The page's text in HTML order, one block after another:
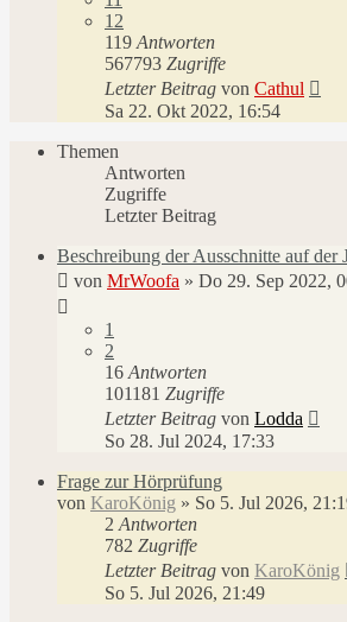
12
119 Antworten
567793 Zugriffe
Letzter Beitrag von Cathul
Sa 22. Okt 2022, 16:54
Themen
Antworten
Zugriffe
Letzter Beitrag
Beschreibung der Ausschnitte auf der
von MrWoofa » Do 29. Sep 2022,
1
2
16 Antworten
101181 Zugriffe
Letzter Beitrag von Lodda
So 28. Jul 2024, 17:33
Frage zur Hörprüfung
von KaroKönig » So 5. Jul 2026,
2 Antworten
782 Zugriffe
Letzter Beitrag von KaroKönig
So 5. Jul 2026, 21:49